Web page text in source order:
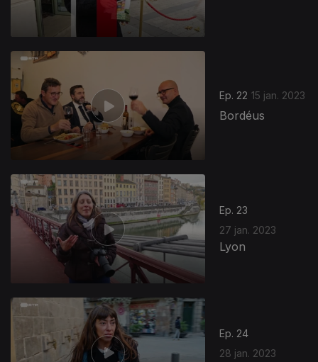
Ep. 22 15 jan. 2023
Bordéus
Ep. 23
27 jan. 2023
Lyon
Ep. 24
28 jan. 2023
668964